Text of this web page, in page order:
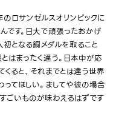
サンゼルスオリンピックに
です。日大で頑張ったおかげ
となる銅メダルを取ること
はまったく違う。日本中が応
くると、それまでとは違う世界
てほしい。ましてや彼の場合
ごいものが味わえるはずです